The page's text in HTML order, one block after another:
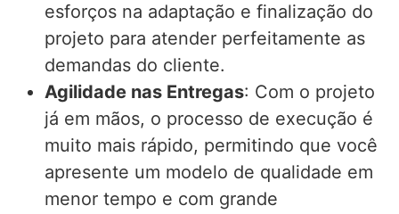
esforços na adaptação e finalização do
projeto para atender perfeitamente as
demandas do cliente.
Agilidade nas Entregas: Com o projeto
já em mãos, o processo de execução é
muito mais rápido, permitindo que você
apresente um modelo de qualidade em
menor tempo e com grande